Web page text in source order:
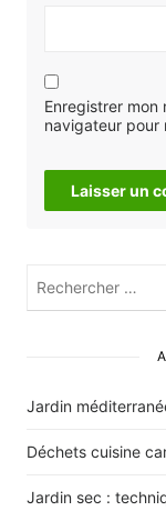
Enregistrer mon
navigateur pour
Rechercher
Jardin
Déchets cuisine
Jardin sec :